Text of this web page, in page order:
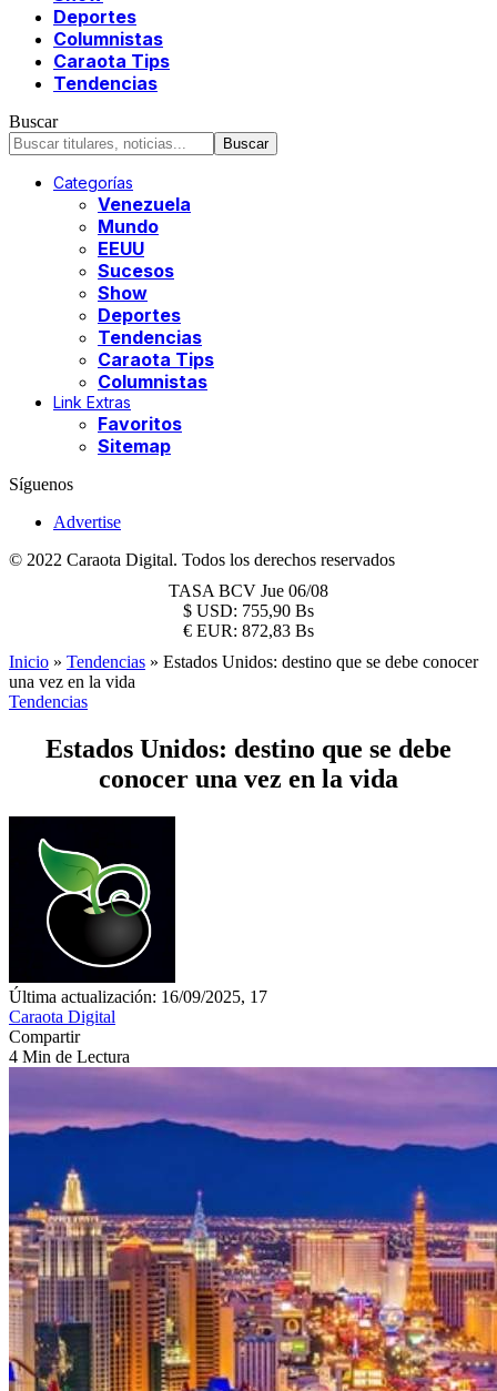
Deportes
Columnistas
Caraota Tips
Tendencias
Buscar
Categorías
Venezuela
Mundo
EEUU
Sucesos
Show
Deportes
Tendencias
Caraota Tips
Columnistas
Link Extras
Favoritos
Sitemap
Síguenos
Advertise
© 2022 Caraota Digital. Todos los derechos reservados
TASA BCV Jue 06/08
$ USD: 755,90 Bs
€ EUR: 872,83 Bs
Inicio » Tendencias » Estados Unidos: destino que se debe conocer
una vez en la vida
Tendencias
Estados Unidos: destino que se debe
conocer una vez en la vida
Última actualización: 16/09/2025, 17
Caraota Digital
Compartir
4 Min de Lectura